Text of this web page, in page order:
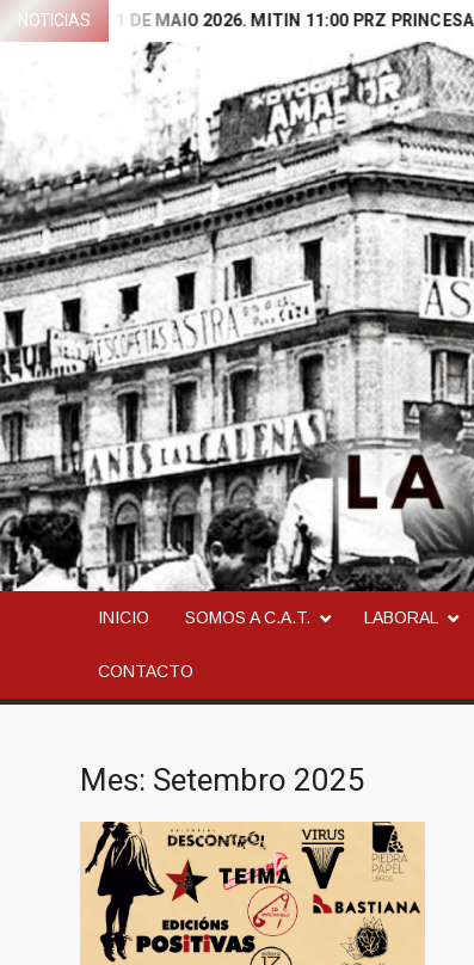
Skip
to
NOTICIAS
1 DE MAIO 2026. MITIN 11:00 PRZ PRINCESA
INICIO SOMOS A C.A.T. LABORAL
CONTACTO
Mes: Setembro 2025